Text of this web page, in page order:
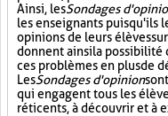
Ainsi, lesSondages
les enseignants puisqu'ils
opinions de leurs élèves
donnent ainsi la possibilité
ces problèmes en plus de
LesSondages d'opinion
qui engagent tous les
réticents, à découvrir et à